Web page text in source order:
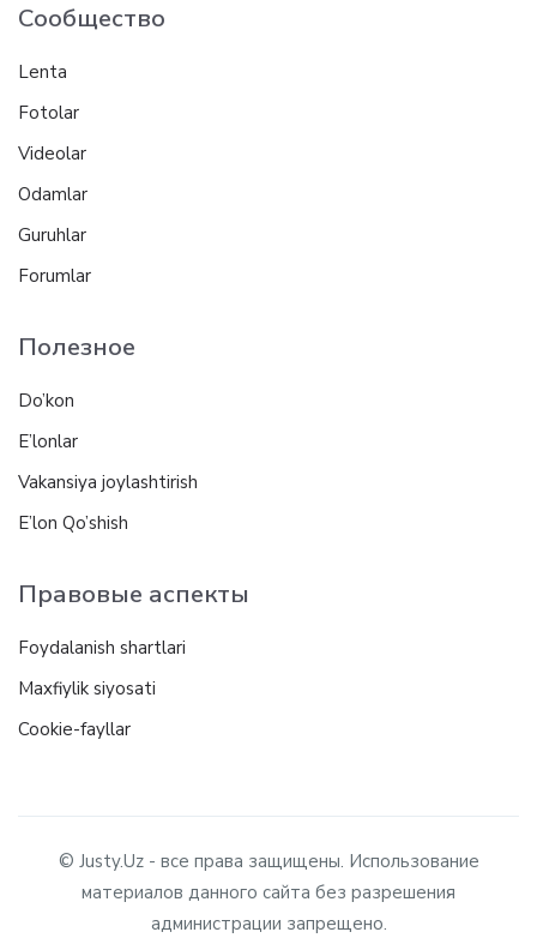
Сообщество
Lenta
Fotolar
Videolar
Odamlar
Guruhlar
Forumlar
Полезное
Do’kon
E’lonlar
Vakansiya joylashtirish
E’lon Qo’shish
Правовые аспекты
Foydalanish shartlari
Maxfiylik siyosati
Cookie-fayllar
© Justy.Uz - все права защищены. Использование
материалов данного сайта без разрешения
администрации запрещено.